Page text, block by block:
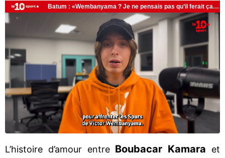
L’histoire d’amour entre Boubacar Kamara et